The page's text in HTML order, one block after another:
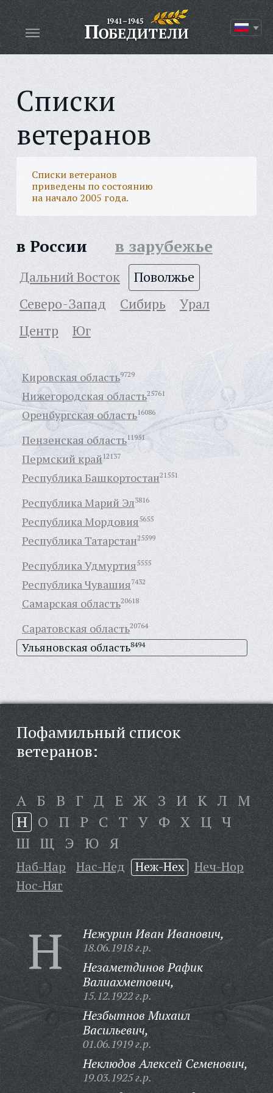
Списки
ветеранов
Списки ветеранов
приведены по состоянию
на начало 2005 года.
в России в зарубежье
Дальний Восток
Поволжье
Северо-Запад
Сибирь
Урал
Центр
Юг
Кировская область9729
Нижегородская область25761
Оренбургская область16086
Пензенская область11951
Пермский край 12137
Республика Башкортостан21551
Республика Марий Эл3816
Республика Мордовия5655
Республика Татарстан25599
Республика Удмуртия5555
Республика Чувашия7432
Самарская область20618
Саратовская область20764
Ульяновская область8494
Пофамильный список
ветеранов:
А Б В Г Д Е Ж З И К Л М
Н О П Р С Т У Ф Х Ц Ч
Ш Щ Э Ю Я
Наб-Нар Нас-Нед Неж-Нех
Неч-Нор
Нос-Няг
Н Нежурин Иван Иванович,
18.06.1918 г.р.
Незаметдинов Рафик
Валиахметович,
15.12.1922 г.р.
Незбытнов Михаил
Васильевич,
01.06.1919 г.р.
Неклюдов Алексей Семенович,
19.03.1925 г.р.